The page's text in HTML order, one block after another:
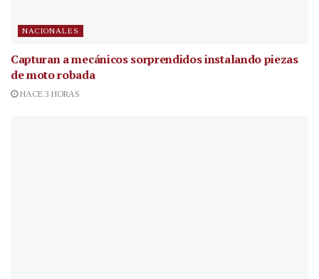
NACIONALES
Capturan a mecánicos sorprendidos instalando piezas
de moto robada
HACE 3 HORAS